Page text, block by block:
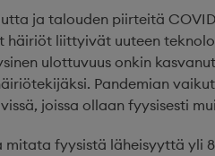
ja talouden piirteitä
häiriöt liittyivät uuteen
ulottuvuus onkin
Pandemian
joissa ollaan fyysisesti
mitata fyysistä läheisyyttä yli